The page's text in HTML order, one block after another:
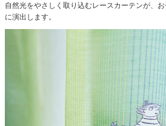
自然光をやさしく取り込むレースカーテンが、
に演出します。